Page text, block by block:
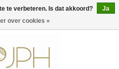
0 Artikelen - €0,00
te verbeteren. Is dat akkoord?
Ja
over cookies »